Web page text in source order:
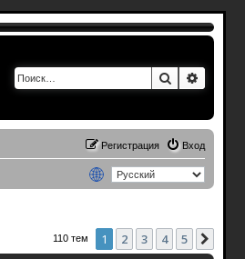
Поиск
Вход
Регистрация
110 тем 1 2 3 4 5